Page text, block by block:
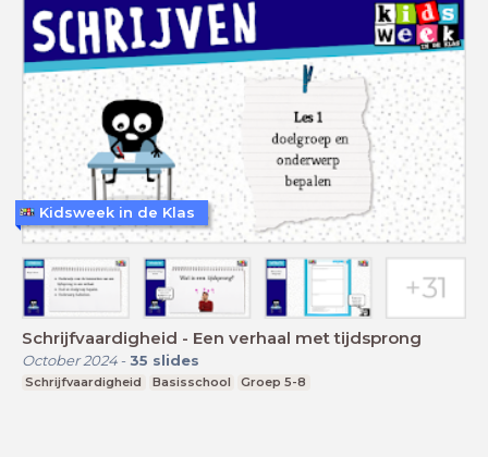
Schrijfvaardigheid - Een verhaal met tijdsprong
October 2024- 35 slides
Schrijfvaardigheid Basisschool Groep 5-8
Kidsweek in de Klas